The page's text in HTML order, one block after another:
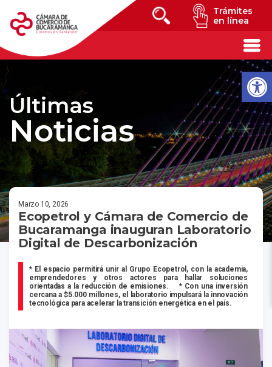
Trámites
en línea
Últimas
Noticias
Marzo 10, 2026
Ecopetrol y Cámara de Comercio de
Bucaramanga inauguran Laboratorio
Digital de Descarbonización
* El espacio permitirá unir al Grupo Ecopetrol, con la academia,
emprendedores y otros actores para hallar soluciones
orientadas a la reducción de emisiones.
* Con una inversión
cercana a $5.000 millones, el laboratorio impulsará la innovación
tecnológica para acelerar la transición energética en el país.